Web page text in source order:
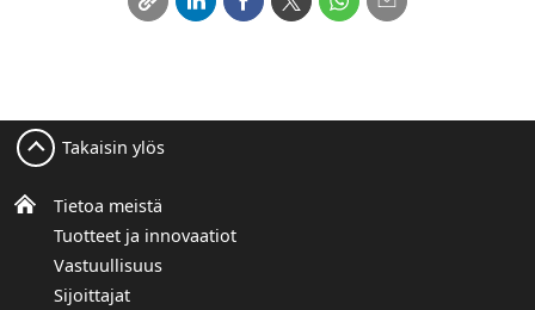
Tietoa meistä
Tuotteet ja innovaatiot
Vastuullisuus
Sijoittajat
Takaisin ylös